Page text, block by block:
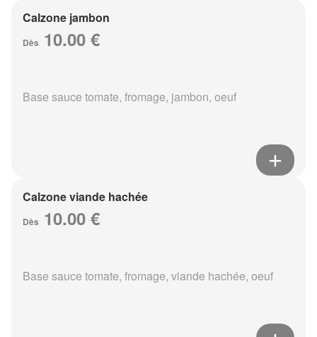
Calzone jambon
Dès 10.00 €
Base sauce tomate, fromage, jambon, oeuf
Calzone viande hachée
Dès 10.00 €
Base sauce tomate, fromage, viande hachée, oeuf